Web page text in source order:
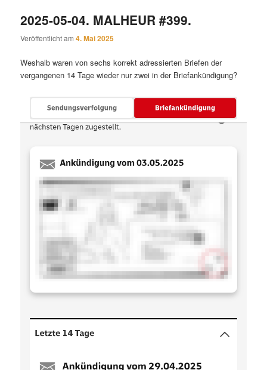
2025-05-04. MALHEUR #399.
Veröffentlicht am4. Mai 2025
Weshalb waren von sechs korrekt adressierten Briefen der
vergangenen 14 Tage wieder nur zwei in der Briefankündigung?